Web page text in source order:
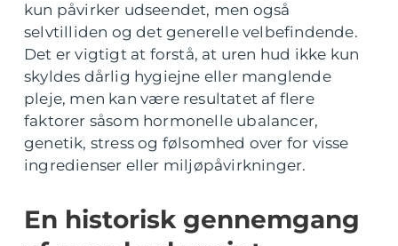
kun påvirker udseendet, men også
selvtilliden og det generelle velbefindende.
Det er vigtigt at forstå, at uren hud ikke kun
skyldes dårlig hygiejne eller manglende
pleje, men kan være resultatet af flere
faktorer såsom hormonelle ubalancer,
genetik, stress og følsomhed over for visse
ingredienser eller miljøpåvirkninger.
En historisk gennemgang